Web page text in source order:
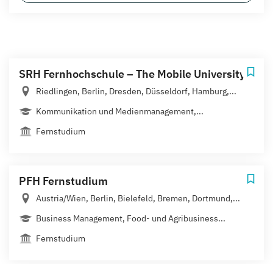
SRH Fernhochschule – The Mobile University
Riedlingen, Berlin, Dresden, Düsseldorf, Hamburg,...
Kommunikation und Medienmanagement,...
Fernstudium
PFH Fernstudium
Austria/Wien, Berlin, Bielefeld, Bremen, Dortmund,...
Business Management, Food- und Agribusiness...
Fernstudium